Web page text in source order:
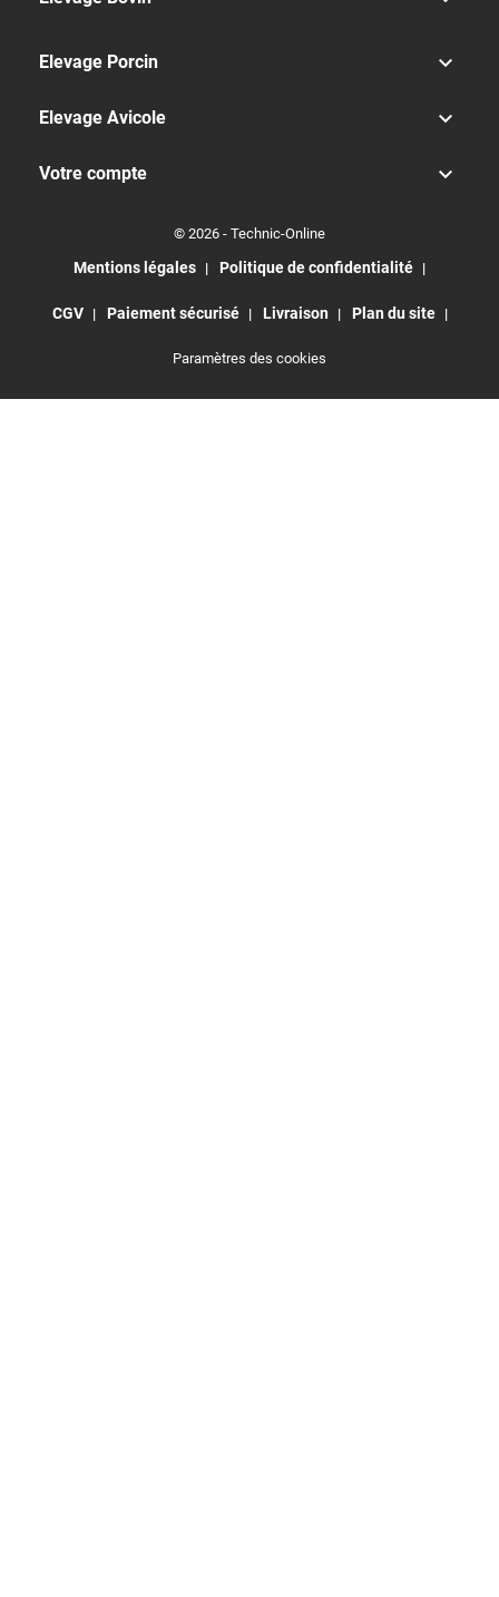
Elevage Porcin 
Elevage Avicole 
Votre compte 
© 2026 - Technic-Online
Mentions légales Politique de confidentialité
CGV Paiement sécurisé Livraison Plan du site
Paramètres des cookies